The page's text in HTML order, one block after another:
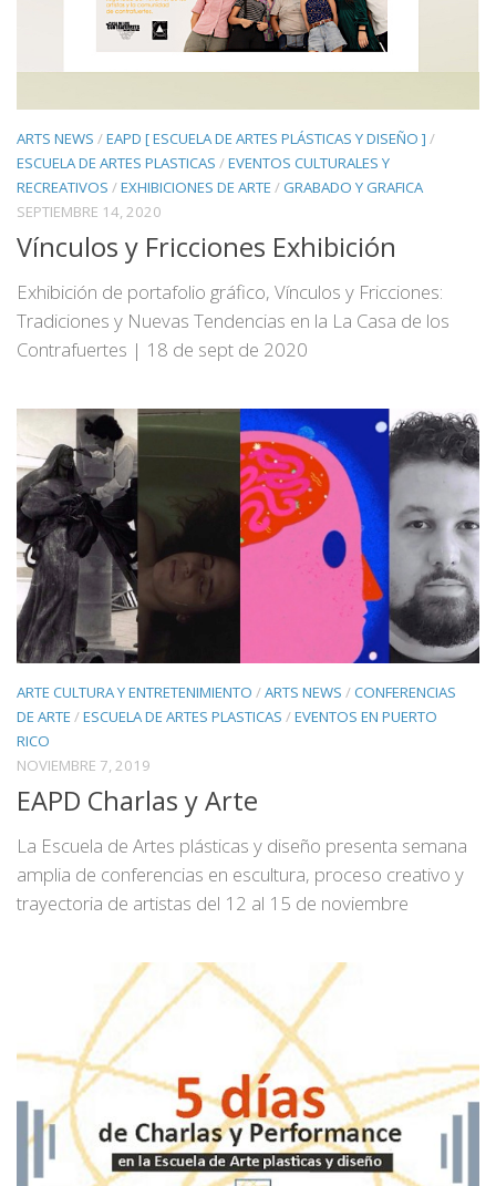
ARTS NEWS /EAPD [ ESCUELA DE ARTES PLÁSTICAS Y DISEÑO ] /
ESCUELA DE ARTES PLASTICAS /EVENTOS CULTURALES Y
RECREATIVOS /EXHIBICIONES DE ARTE / GRABADO Y GRAFICA
SEPTIEMBRE 14, 2020
Vínculos y Fricciones Exhibición
Exhibición de portafolio gráfico, Vínculos y Fricciones:
Tradiciones y Nuevas Tendencias en la La Casa de los
Contrafuertes | 18 de sept de 2020
ARTE CULTURA Y ENTRETENIMIENTO /ARTS NEWS /CONFERENCIAS
DE ARTE /ESCUELA DE ARTES PLASTICAS /EVENTOS EN PUERTO
RICO
NOVIEMBRE 7, 2019
EAPD Charlas y Arte
La Escuela de Artes plásticas y diseño presenta semana
amplia de conferencias en escultura, proceso creativo y
trayectoria de artistas del 12 al 15 de noviembre